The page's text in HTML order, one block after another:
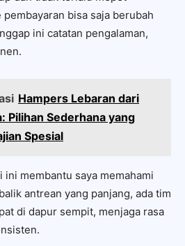
bisa saja berubah
ini catatan pengalaman,
Hampers Lebaran dari
Pilihan Sederhana yang
Spesial
membantu saya memahami
antrean yang panjang, ada tim
di dapur sempit, menjaga rasa